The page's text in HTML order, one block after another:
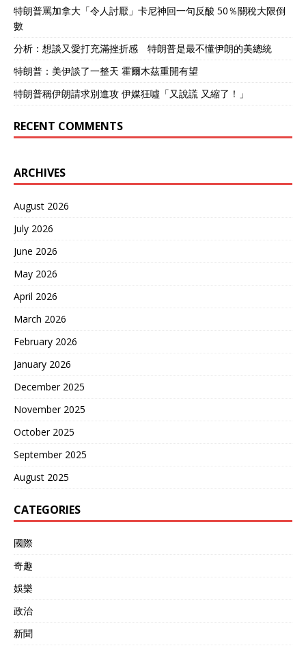
特朗普罵加拿大「令人討厭」卡尼神回一句反酸 50％關稅大限倒
數
分析：想談又愛打充滿挫折感 特朗普是最不懂伊朗的美總統
特朗普：美伊談了一整天 霍爾木茲重開有望
特朗普稱伊朗請求別進攻 伊媒狂噓「又說謊 又縮了！」
RECENT COMMENTS
ARCHIVES
August 2026
July 2026
June 2026
May 2026
April 2026
March 2026
February 2026
January 2026
December 2025
November 2025
October 2025
September 2025
August 2025
CATEGORIES
國際
奇趣
娛樂
政治
新聞